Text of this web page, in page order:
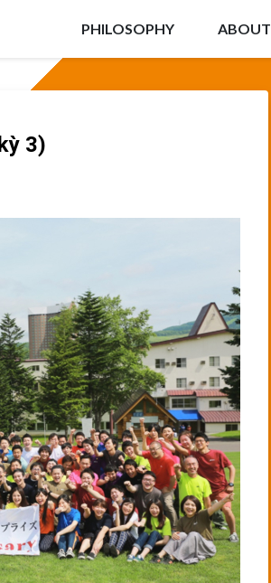
PHILOSOPHY ABOUT
3)